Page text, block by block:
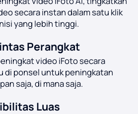
AI
Online
Secara Online
Online
Online
secara instan dalam satu klik
yang lebih tinggi.
Perangkat
video iFoto secara
di ponsel untuk peningkatan
saja, di mana saja.
Luas